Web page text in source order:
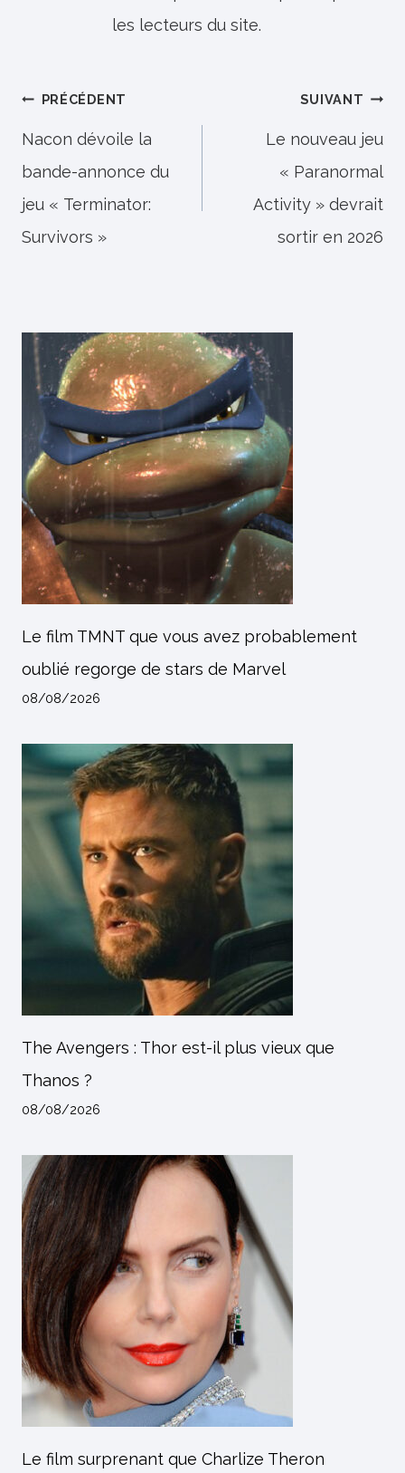
les lecteurs du site.
Navigation
de
l’article
PRÉCÉDENT
Nacon dévoile la
bande-annonce du
jeu « Terminator:
Survivors »
SUIVANT
Le nouveau jeu
« Paranormal
Activity » devrait
sortir en 2026
Le film TMNT que vous avez probablement
oublié regorge de stars de Marvel
08/08/2026
The Avengers : Thor est-il plus vieux que
Thanos ?
08/08/2026
Le film surprenant que Charlize Theron